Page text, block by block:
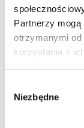
Partnerzy mogą
otrzymanymi
korzystania z
zgody
Niezbędne